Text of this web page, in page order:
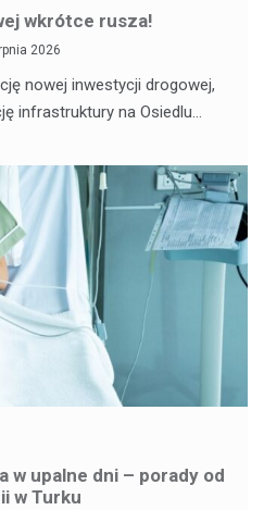
wkrótce rusza!
2026
nowej inwestycji drogowej,
infrastruktury na Osiedlu…
w upalne dni – porady od
w Turku